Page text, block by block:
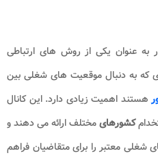
به عنوان یکی از روش های ارتباطی
که به دنبال موقعیت های شغلی بین
هستند اهمیت زیادی دارد. این کانال
کشورهایمختلف ارائه می دهند و
معتبر را برای متقاضیان فراهم